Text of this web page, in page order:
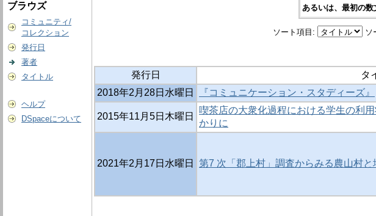
ブラウズ
コミュニティ/
コレクション
発行日
著者
タイトル
ヘルプ
DSpaceについて
あるいは、最初の
ソート項目: ソ
発行日 タ
2018年2月28日水曜日
『コミュニケーション・スタディーズ』
2015年11月5日木曜日
喫茶店の大衆化過程における学生の利
かりに
2021年2月17日水曜日 第7 次「郡上村」調査からみる農山村